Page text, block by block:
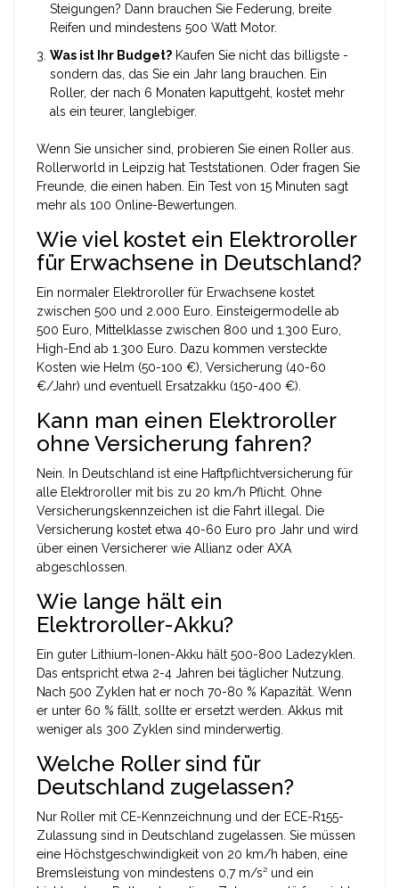
Steigungen? Dann brauchen Sie Federung, breite
Reifen und mindestens 500 Watt Motor.
Was ist Ihr Budget? Kaufen Sie nicht das billigste -
sondern das, das Sie ein Jahr lang brauchen. Ein
Roller, der nach 6 Monaten kaputtgeht, kostet mehr
als ein teurer, langlebiger.
Wenn Sie unsicher sind, probieren Sie einen Roller aus.
Rollerworld in Leipzig hat Teststationen. Oder fragen Sie
Freunde, die einen haben. Ein Test von 15 Minuten sagt
mehr als 100 Online-Bewertungen.
Wie viel kostet ein Elektroroller
für Erwachsene in Deutschland?
Ein normaler Elektroroller für Erwachsene kostet
zwischen 500 und 2.000 Euro. Einsteigermodelle ab
500 Euro, Mittelklasse zwischen 800 und 1.300 Euro,
High-End ab 1.300 Euro. Dazu kommen versteckte
Kosten wie Helm (50-100 €), Versicherung (40-60
€/Jahr) und eventuell Ersatzakku (150-400 €).
Kann man einen Elektroroller
ohne Versicherung fahren?
Nein. In Deutschland ist eine Haftpflichtversicherung für
alle Elektroroller mit bis zu 20 km/h Pflicht. Ohne
Versicherungskennzeichen ist die Fahrt illegal. Die
Versicherung kostet etwa 40-60 Euro pro Jahr und wird
über einen Versicherer wie Allianz oder AXA
abgeschlossen.
Wie lange hält ein
Elektroroller-Akku?
Ein guter Lithium-Ionen-Akku hält 500-800 Ladezyklen.
Das entspricht etwa 2-4 Jahren bei täglicher Nutzung.
Nach 500 Zyklen hat er noch 70-80 % Kapazität. Wenn
er unter 60 % fällt, sollte er ersetzt werden. Akkus mit
weniger als 300 Zyklen sind minderwertig.
Welche Roller sind für
Deutschland zugelassen?
Nur Roller mit CE-Kennzeichnung und der ECE-R155-
Zulassung sind in Deutschland zugelassen. Sie müssen
eine Höchstgeschwindigkeit von 20 km/h haben, eine
Bremsleistung von mindestens 0,7 m/s² und ein